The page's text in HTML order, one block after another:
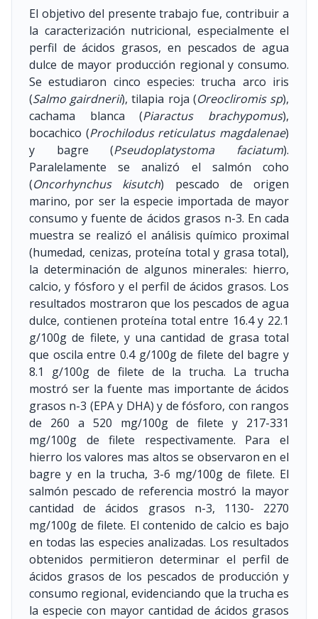
El objetivo del presente trabajo fue, contribuir a
la caracterización nutricional, especialmente el
perfil de ácidos grasos, en pescados de agua
dulce de mayor producción regional y consumo.
Se estudiaron cinco especies: trucha arco iris
(Salmo gairdnerii), tilapia roja (Oreocliromis sp),
cachama blanca (Piaractus brachypomus),
bocachico (Prochilodus reticulatus magdalenae)
y bagre (Pseudoplatystoma faciatum).
Paralelamente se analizó el salmón coho
(Oncorhynchus kisutch) pescado de origen
marino, por ser la especie importada de mayor
consumo y fuente de ácidos grasos n-3. En cada
muestra se realizó el análisis químico proximal
(humedad, cenizas, proteína total y grasa total),
la determinación de algunos minerales: hierro,
calcio, y fósforo y el perfil de ácidos grasos. Los
resultados mostraron que los pescados de agua
dulce, contienen proteína total entre 16.4 y 22.1
g/100g de filete, y una cantidad de grasa total
que oscila entre 0.4 g/100g de filete del bagre y
8.1 g/100g de filete de la trucha. La trucha
mostró ser la fuente mas importante de ácidos
grasos n-3 (EPA y DHA) y de fósforo, con rangos
de 260 a 520 mg/100g de filete y 217-331
mg/100g de filete respectivamente. Para el
hierro los valores mas altos se observaron en el
bagre y en la trucha, 3-6 mg/100g de filete. El
salmón pescado de referencia mostró la mayor
cantidad de ácidos grasos n-3, 1130- 2270
mg/100g de filete. El contenido de calcio es bajo
en todas las especies analizadas. Los resultados
obtenidos permitieron determinar el perfil de
ácidos grasos de los pescados de producción y
consumo regional, evidenciando que la trucha es
la especie con mayor cantidad de ácidos grasos